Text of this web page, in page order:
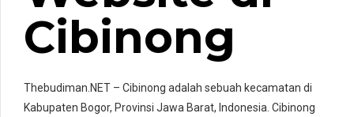
Cibinong
Thebudiman.NET – Cibinong adalah sebuah kecamatan di
Kabupaten Bogor, Provinsi Jawa Barat, Indonesia. Cibinong